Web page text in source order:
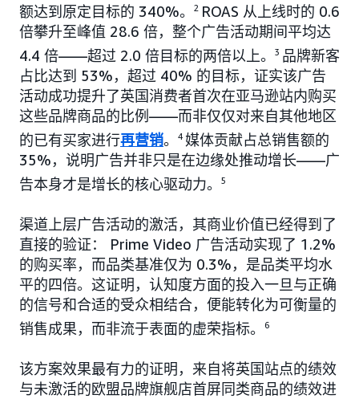
额达到原定目标的 340%。
2 ROAS 从上线时的 0.6
倍攀升至峰值 28.6 倍，整个广告活动期间平均达
4.4 倍——超过 2.0 倍目标的两倍以上。
3 品牌新客
占比达到 53%，超过 40% 的目标，证实该广告
活动成功提升了英国消费者首次在亚马逊站内购买
这些品牌商品的比例——而非仅仅对来自其他地区
的已有买家进行再营销。 4 媒体贡献占总销售额的
35%，说明广告并非只是在边缘处推动增长——广
告本身才是增长的核心驱动力。
5
渠道上层广告活动的激活，其商业价值已经得到了
直接的验证： Prime Video 广告活动实现了 1.2%
的购买率，而品类基准仅为 0.3%，是品类平均水
平的四倍。这证明，认知度方面的投入一旦与正确
的信号和合适的受众相结合，便能转化为可衡量的
销售成果，而非流于表面的虚荣指标。
6
该方案效果最有力的证明，来自将英国站点的绩效
与未激活的欧盟品牌旗舰店首屏同类商品的绩效进